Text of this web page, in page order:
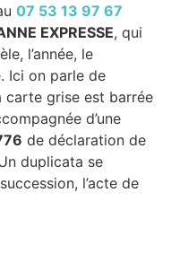
07 53 13 97 67
EXPRESSE, qui
l’année, le
Ici on parle de
carte grise est barrée
d’une
de déclaration de
duplicata se
l’acte de